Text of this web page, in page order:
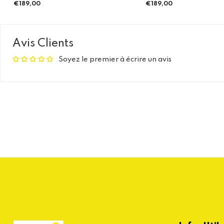
€189,00
Avis Clients
Soyez le premier à écrire un avis